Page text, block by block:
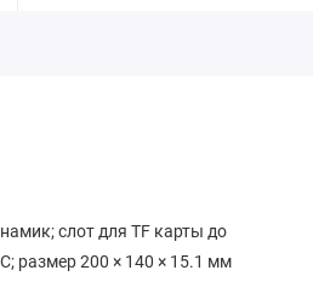
слот для TF карты до
размер 200 × 140 × 15.1 мм